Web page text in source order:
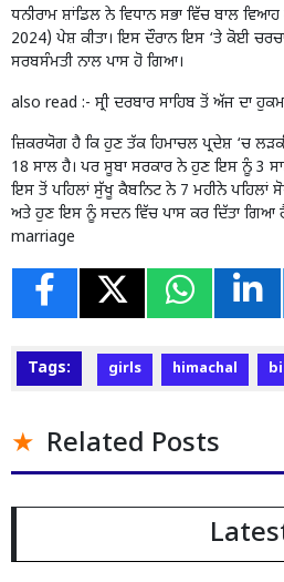
ਧਨੀਰਾਮ ਸ਼ਾਂਡਿਲ ਨੇ ਵਿਧਾਨ ਸਭਾ ਵਿੱਚ ਬਾਲ
2024) ਪੇਸ਼ ਕੀਤਾ। ਇਸ ਦੌਰਾਨ ਇਸ ‘ਤੇ ਕੋਈ
ਸਰਬਸੰਮਤੀ ਨਾਲ ਪਾਸ ਹੋ ਗਿਆ।
also read :- ਸ੍ਰੀ ਦਰਬਾਰ ਸਾਹਿਬ ਤੋਂ ਅੱਜ ਦਾ
ਜ਼ਿਕਰਯੋਗ ਹੈ ਕਿ ਹੁਣ ਤੱਕ ਹਿਮਾਚਲ ਪ੍ਰਦੇਸ਼ ‘ਚ
18 ਸਾਲ ਹੈ। ਪਰ ਸੂਬਾ ਸਰਕਾਰ ਨੇ ਹੁਣ ਇਸ ਨੂੰ 3
ਇਸ ਤੋਂ ਪਹਿਲਾਂ ਸੁੱਖੂ ਕੈਬਨਿਟ ਨੇ 7 ਮਹੀਨੇ ਪਹਿਲਾਂ
ਅਤੇ ਹੁਣ ਇਸ ਨੂੰ ਸਦਨ ਵਿੱਚ ਪਾਸ ਕਰ ਦਿੱਤਾ ਗਿਆ
marriage
Tags: girls himachal
Related Posts